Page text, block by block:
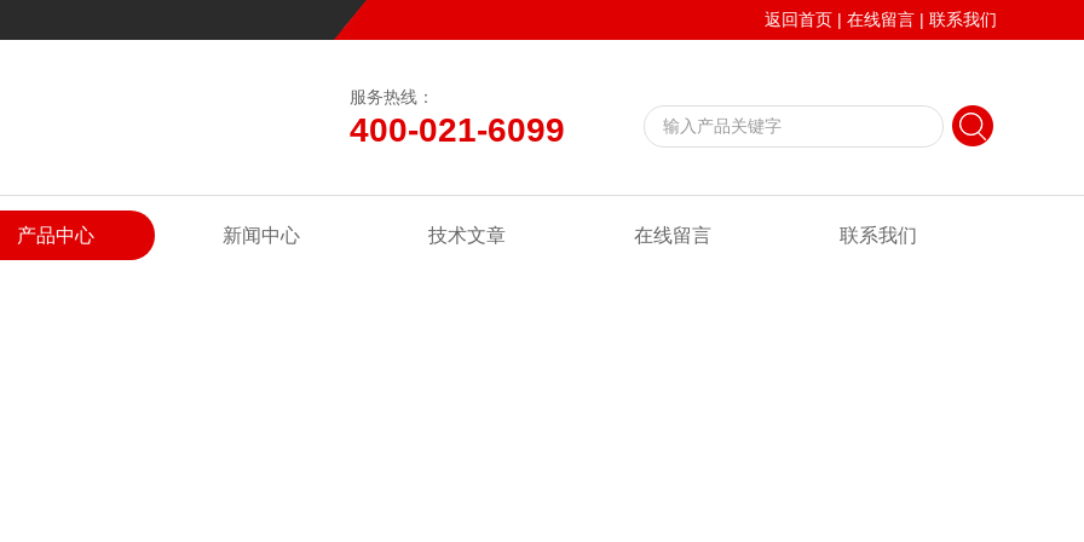
返回首页 | 在线留言 | 联系我们
服务热线：
400-021-6099
产品中心 新闻中心 技术文章 在线留言 联系我们